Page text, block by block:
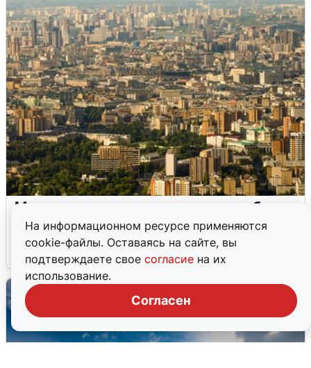
На информационном ресурсе применяются
cookie-файлы. Оставаясь на сайте, вы
подтверждаете свое согласие на их
использование.
Согласен
Москвичи услышали грохот в небе:
подробности
7 августа